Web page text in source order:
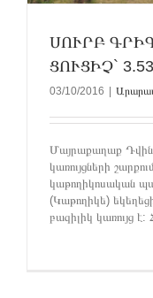
ՍՈՒՐԲ
ՑՈՒՑԻՉ`
03/10/2016
Մայրաքաղաք
կառույցների
կաթողիկոսական
(Կաթողիկե)
բազիլիկ կառույց է: